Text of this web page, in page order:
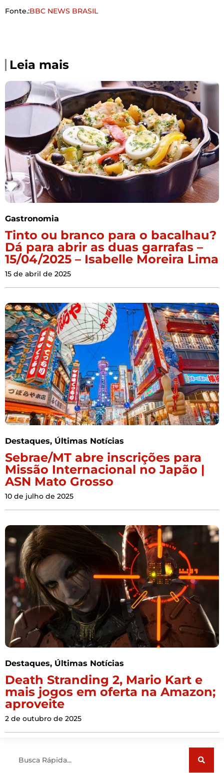
Fonte.:BBC NEWS BRASIL
Leia mais
Gastronomia
Tinto ou branco para o bacalhau?
Dá para abrir as duas garrafas –
15/04/2025 – Isabelle Moreira Lima
15 de abril de 2025
Destaques, Últimas Notícias
Sebrae/MT abre inscrições para
Missão Internacional no Japão |
ASN Mato Grosso
10 de julho de 2025
Destaques, Últimas Notícias
Death Stranding 2, Mario Kart e
mais jogos em oferta na Amazon;
aproveite
2 de outubro de 2025